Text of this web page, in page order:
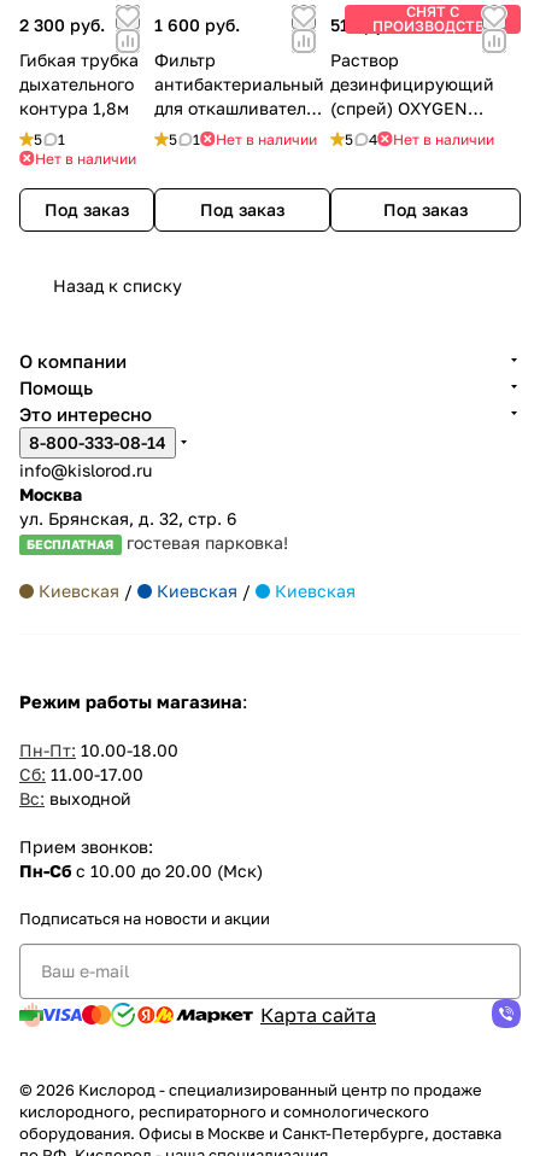
2 300 руб.
Гибкая трубка
дыхательного
контура 1,8м
5
1
Нет в наличии
Под заказ
1 600 руб.
Фильтр
антибактериальный
для откашливателя
Philips
5 1 Нет в наличии
Под заказ
СНЯТ С
ПРОИЗВОДСТВА
510 руб.
Раствор
дезинфицирующий
(спрей) OXYGEN
PLUS, 150 мл.
5 4 Нет в наличии
Под заказ
Назад к списку
О компании
Помощь
Это интересно
8-800-333-08-14
info@kislorod.ru
Москва
ул. Брянская, д. 32, стр. 6
БЕСПЛАТНАЯ гостевая парковка!
Киевская / Киевская / Киевская
Режим работы магазина:
Пн-Пт: 10.00-18.00
Сб: 11.00-17.00
Вс: выходной
Прием звонков:
Пн-Сб с 10.00 до 20.00 (Мск)
Подписаться на новости и акции
Карта сайта
© 2026 Кислород - специализированный центр по продаже
кислородного, респираторного и сомнологического
оборудования. Офисы в Москве и Санкт-Петербурге, доставка